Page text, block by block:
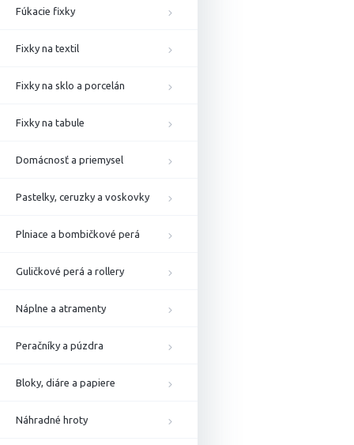
Fúkacie fixky
Fixky na textil
Fixky na sklo a porcelán
Fixky na tabule
Domácnosť a priemysel
Pastelky, ceruzky a voskovky
Plniace a bombičkové perá
Guličkové perá a rollery
Náplne a atramenty
Peračníky a púzdra
Bloky, diáre a papiere
Náhradné hroty